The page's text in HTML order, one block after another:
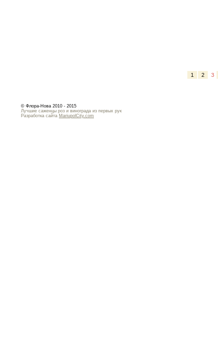
1 2 3
© Флора-Нова 2010 - 2015
Лучшие саженцы роз и винограда из первых рук
Разработка сайта MariupolCity.com